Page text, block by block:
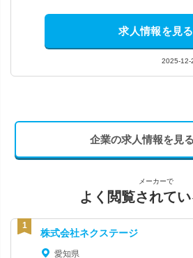
求人情報を見る
2025-12-
企業の求人情報を見る
メーカーで
よく閲覧されて
株式会社ネクステージ
愛知県